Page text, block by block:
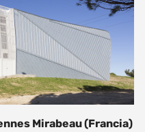
Mirabeau (Francia)